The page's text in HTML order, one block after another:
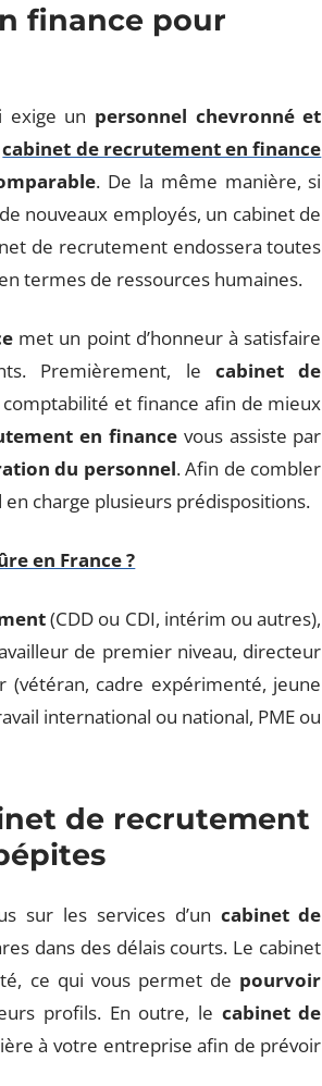
finance pour
exige un personnel chevronné et
cabinet de recrutement en finance
. De la même manière, si
nouveaux employés, un cabinet de
de recrutement endossera toutes
termes de ressources humaines.
met un point d’honneur à satisfaire
Premièrement, le cabinet de
et finance afin de mieux
en finance vous assiste par
du personnel. Afin de combler
charge plusieurs prédispositions.
en France ?
(CDD ou CDI, intérim ou autres),
de premier niveau, directeur
(vétéran, cadre expérimenté, jeune
international ou national, PME ou
de recrutement
sur les services d’un cabinet de
dans des délais courts. Le cabinet
ce qui vous permet de pourvoir
profils. En outre, le cabinet de
à votre entreprise afin de prévoir